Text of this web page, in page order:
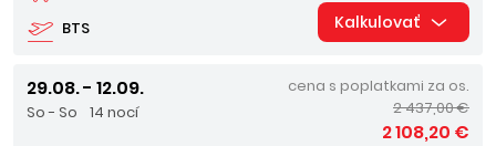
BTS Kalkulovať
29.08. - 12.09.
So - So 14 nocí
cena s poplatkami za os.
2 437,00 €
2 108,20 €